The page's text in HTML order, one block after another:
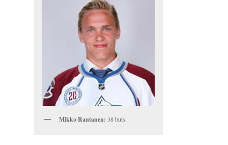
Mikko Rantanen: 38 buts.